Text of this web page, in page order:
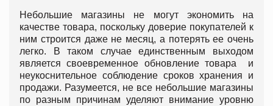
Небольшие магазины не могут экономить на
качестве товара, поскольку доверие покупателей к
ним строится даже не месяц, а потерять ее очень
легко. В таком случае единственным выходом
является своевременное обновление товара и
неукоснительное соблюдение сроков хранения и
продажи. Разумеется, не все небольшие магазины
по разным причинам уделяют внимание уровню